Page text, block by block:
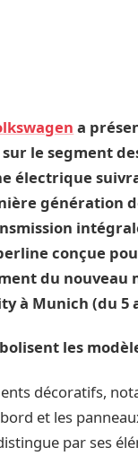
a
le segment
électrique
génération
conçue
du nouveau
à Munich (du 5
les
décoratifs,
et les
par ses